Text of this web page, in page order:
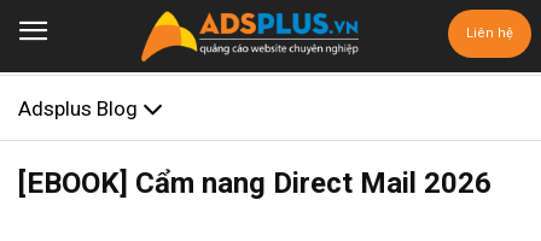
Liên hệ
Adsplus Blog
[EBOOK] Cẩm nang Direct Mail 2026